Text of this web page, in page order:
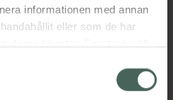
informationen med annan
eller som de har
samtycke påverkar inte
Bronze, Bronzing
Bronza